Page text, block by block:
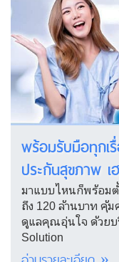
พร้อมรับมือทุกเ
ประกันสุขภาพ
มาแบบไหนก็พร้อมตั้
ถึง 120 ล้านบาท คุ้
ดูแลคุณอุ่นใจ ด้วยบ
Solution